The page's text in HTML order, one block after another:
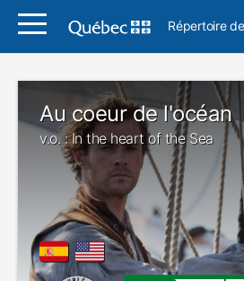
Répertoire
Au coeur de l'océan
v.o. : In the heart of the Sea